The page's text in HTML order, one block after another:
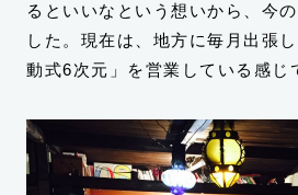
るといいなという想いから、今
した。現在は、地方に毎月出張
動式6次元」を営業している感じ